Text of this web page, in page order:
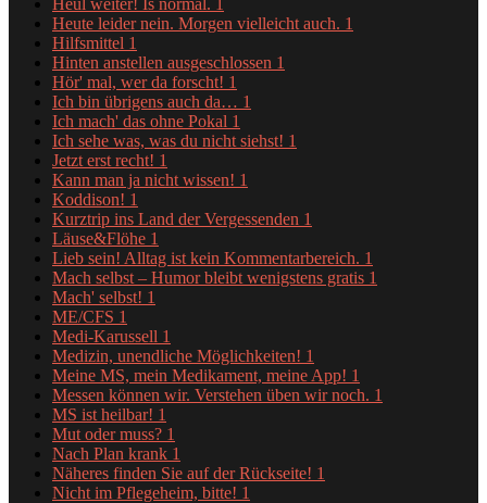
Heul weiter! Is normal. 1
Heute leider nein. Morgen vielleicht auch. 1
Hilfsmittel 1
Hinten anstellen ausgeschlossen 1
Hör' mal, wer da forscht! 1
Ich bin übrigens auch da… 1
Ich mach' das ohne Pokal 1
Ich sehe was, was du nicht siehst! 1
Jetzt erst recht! 1
Kann man ja nicht wissen! 1
Koddison! 1
Kurztrip ins Land der Vergessenden 1
Läuse&Flöhe 1
Lieb sein! Alltag ist kein Kommentarbereich. 1
Mach selbst – Humor bleibt wenigstens gratis 1
Mach' selbst! 1
ME/CFS 1
Medi-Karussell 1
Medizin, unendliche Möglichkeiten! 1
Meine MS, mein Medikament, meine App! 1
Messen können wir. Verstehen üben wir noch. 1
MS ist heilbar! 1
Mut oder muss? 1
Nach Plan krank 1
Näheres finden Sie auf der Rückseite! 1
Nicht im Pflegeheim, bitte! 1